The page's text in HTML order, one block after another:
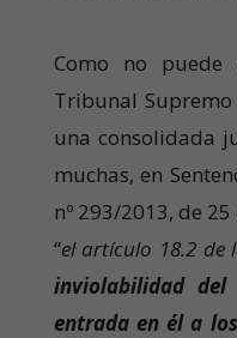
Como no
Tribunal
una consolidada
muchas, en
nº 293/2013, de
“el artículo 18.2 de
inviolabilidad
entrada en él a